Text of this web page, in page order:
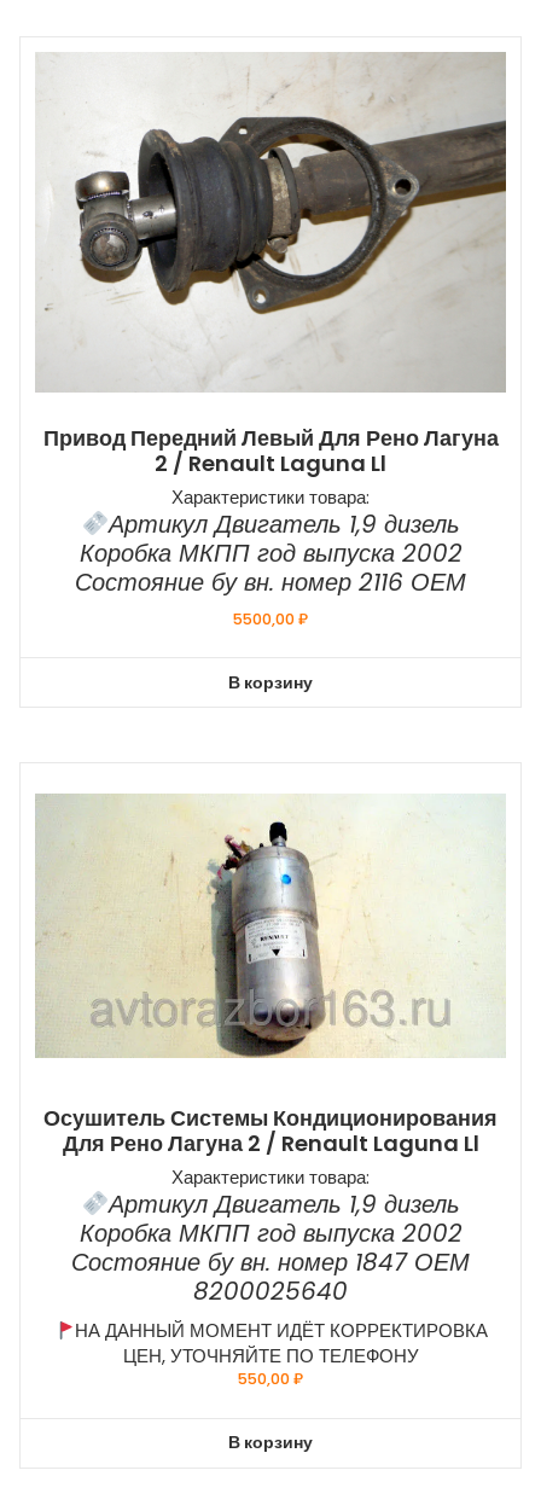
Привод Передний Левый Для Рено Лагуна
2 / Renault Laguna Ll
Характеристики товара:
Артикул Двигатель 1,9 дизель
Коробка МКПП год выпуска 2002
Состояние бу вн. номер 2116 ОЕМ
5500,00₽
В корзину
Осушитель Системы Кондиционирования
Для Рено Лагуна 2 / Renault Laguna Ll
Характеристики товара:
Артикул Двигатель 1,9 дизель
Коробка МКПП год выпуска 2002
Состояние бу вн. номер 1847 ОЕМ
8200025640
НА ДАННЫЙ МОМЕНТ ИДЁТ КОРРЕКТИРОВКА
ЦЕН, УТОЧНЯЙТЕ ПО ТЕЛЕФОНУ
550,00₽
В корзину